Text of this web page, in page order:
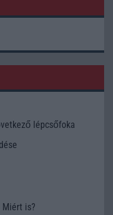
lépcsőfoka
Miért is?